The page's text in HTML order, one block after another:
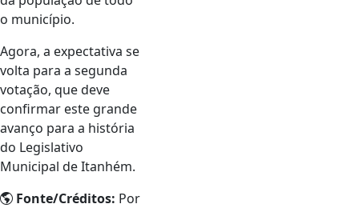
o município.
Agora, a expectativa se
volta para a segunda
votação, que deve
confirmar este grande
avanço para a história
do Legislativo
Municipal de Itanhém.
Fonte/Créditos: Por